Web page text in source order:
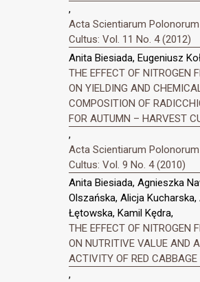
,
Acta Scientiarum
Cultus: Vol. 11 No. 4 (2012)
Anita Biesiada, Eugeniusz
THE EFFECT OF NITROGEN
ON YIELDING AND
COMPOSITION OF
FOR AUTUMN – HARVEST
,
Acta Scientiarum
Cultus: Vol. 9 No. 4 (2010)
Anita Biesiada, Agnieszka
Olszańska, Alicja Kucharska,
Łętowska, Kamil Kędra,
THE EFFECT OF NITROGEN
ON NUTRITIVE VALUE AND
ACTIVITY OF RED CABBAGE
,